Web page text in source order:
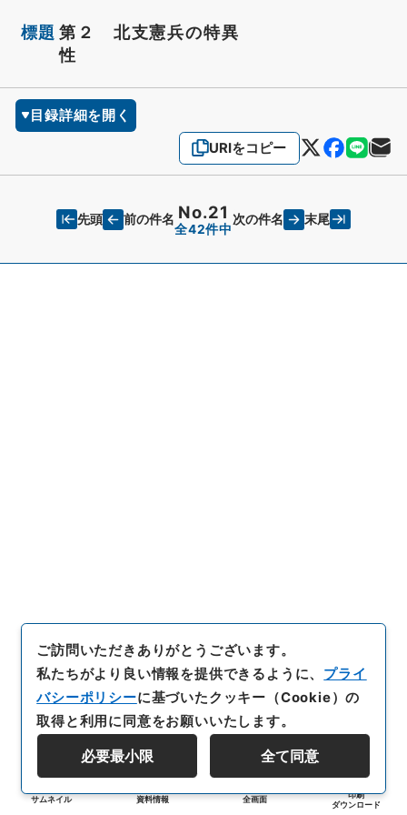
標題 第２ 北支憲兵の特異
性
目録詳細を開く
URIをコピー
先頭 前の件名 No.21
全42件中
次の件名 末尾
サムネイル 資料情報 全画面
印刷
ダウンロード
ご訪問いただきありがとうございます。
私たちがより良い情報を提供できるように、 プライ
バシーポリシーに基づいたクッキー（Cookie）の
取得と利用に同意をお願いいたします。
必要最小限 全て同意